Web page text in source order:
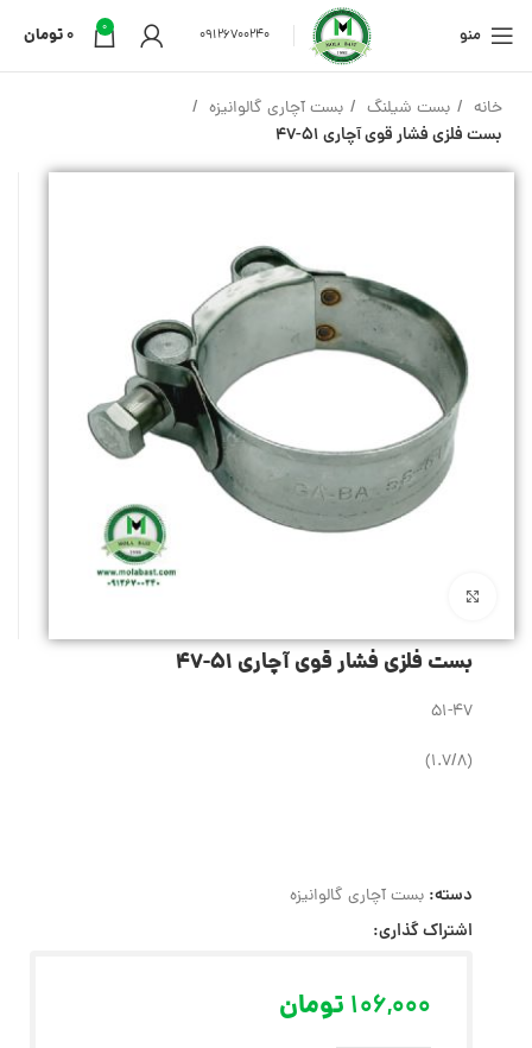
منو 09126700240
0
0تومان
خانه بست شیلنگ بست آچاری گالوانیزه
بست فلزی فشار قوی آچاری 51-47
بست فلزی فشار قوی آچاری 51-47
51-47
(1.7/8)
دسته: بست آچاری گالوانیزه
اشتراک گذاری:
106,000 تومان